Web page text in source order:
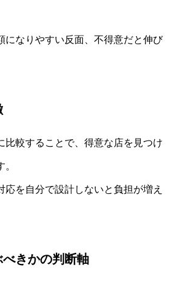
になりやすい反面、不得意だと伸び
比較することで、得意な店を見つけ
応を自分で設計しないと負担が増え
きかの判断軸